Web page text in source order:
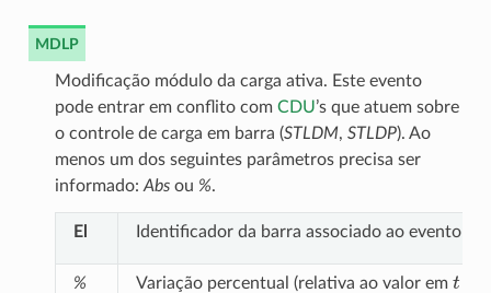
MDLP
Modificação módulo da carga ativa. Este evento
pode entrar em conflito com CDU’s que atuem sobre
o controle de carga em barra (STLDM, STLDP). Ao
menos um dos seguintes parâmetros precisa ser
informado: Absou %.
El Identificador da barra associado ao evento
% Variação percentual (relativa ao valor em t